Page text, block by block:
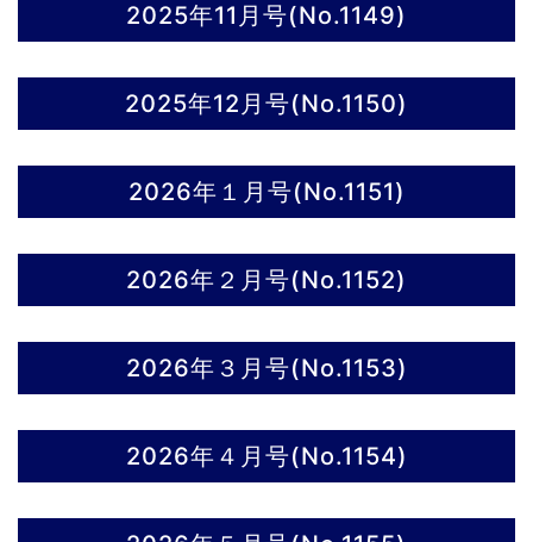
2025年11月号(No.1149)
2025年12月号(No.1150)
2026年１月号(No.1151)
2026年２月号(No.1152)
2026年３月号(No.1153)
2026年４月号(No.1154)